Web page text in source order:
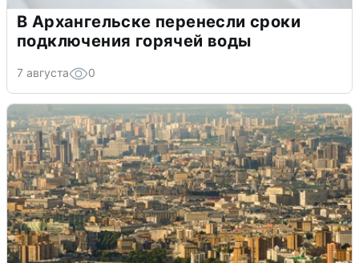
В Архангельске перенесли сроки
подключения горячей воды
7 августа 0